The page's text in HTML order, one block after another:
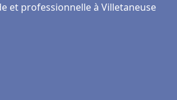
et professionnelle à Villetaneuse